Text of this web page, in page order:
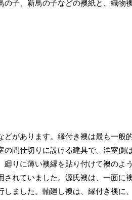
子、新鳥の子などの襖紙と、織物
があります。縁付き襖は最も一般
間仕切りに設ける建具で、洋室側
りに薄い襖縁を貼り付けて襖のよ
れていました。源氏襖は、一面に
ました。軸廻し襖は、縁付き襖に